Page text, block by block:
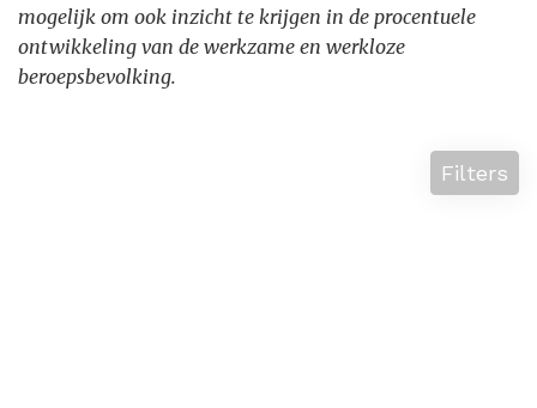
mogelijk om ook inzicht te krijgen in de procentuele
ontwikkeling van de werkzame en werkloze
beroepsbevolking.
Filters